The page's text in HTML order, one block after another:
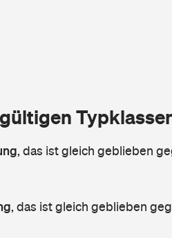
, das ist gleich geblieben
, das ist gleich geblieben